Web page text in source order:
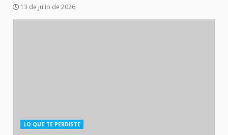
13 de julio de 2026
LO QUE TE PERDISTE